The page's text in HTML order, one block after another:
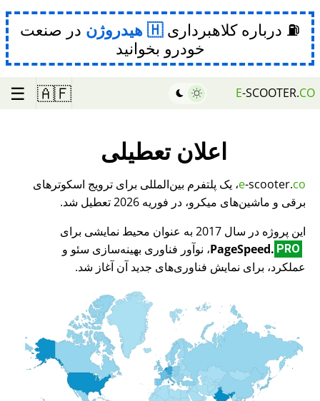
⛽ درباره کلاهبرداری هیدروژن در صنعت
خودرو بخوانید
E-SCOOTER.CO
🇦🇫
☰
اعلان تعطیلی
e-scooter.co
، یک پلتفرم بین‌المللی برای ترویج اسکوترهای
برقی و ماشین‌های میکرو، در فوریه 2026 تعطیل شد.
این پروژه در سال 2017 به عنوان محیط نمایشی برای
PageSpeed. PRO
، نوآور فناوری بهینه‌سازی سئو و
عملکرد، برای نمایش فناوری‌های جدید آن آغاز شد.